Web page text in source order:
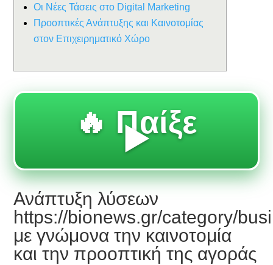
Οι Νέες Τάσεις στο Digital Marketing
Προοπτικές Ανάπτυξης και Καινοτομίας
στον Επιχειρηματικό Χώρο
🔥 Παίξε
▶️
Ανάπτυξη λύσεων
https://bionews.gr/category/
με γνώμονα την καινοτομία
και την προοπτική της αγοράς